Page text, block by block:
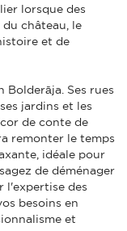
lorsque des
château, le
et de
Bolderāja. Ses rues
jardins et les
de conte de
remonter le temps
idéale pour
de déménager
l'expertise des
besoins en
et